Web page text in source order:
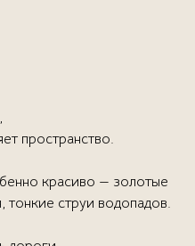
пространство.
красиво — золотые
тонкие струи водопадов.